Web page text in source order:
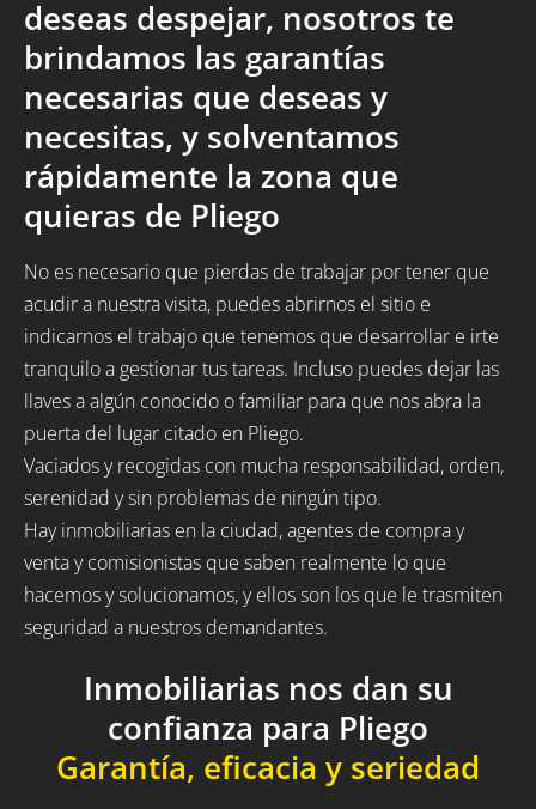
deseas despejar, nosotros te
brindamos las garantías
necesarias que deseas y
necesitas, y solventamos
rápidamente la zona que
quieras de Pliego
No es necesario que pierdas de trabajar por tener que
acudir a nuestra visita, puedes abrirnos el sitio e
indicarnos el trabajo que tenemos que desarrollar e irte
tranquilo a gestionar tus tareas. Incluso puedes dejar las
llaves a algún conocido o familiar para que nos abra la
puerta del lugar citado en Pliego.
Vaciados y recogidas con mucha responsabilidad, orden,
serenidad y sin problemas de ningún tipo.
Hay inmobiliarias en la ciudad, agentes de compra y
venta y comisionistas que saben realmente lo que
hacemos y solucionamos, y ellos son los que le trasmiten
seguridad a nuestros demandantes.
Inmobiliarias nos dan su
confianza para Pliego
Garantía, eficacia y seriedad